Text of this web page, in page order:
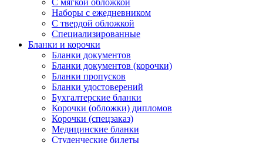
С мягкой обложкой
Наборы с ежедневником
С твердой обложкой
Специализированные
Бланки и корочки
Бланки документов
Бланки документов (корочки)
Бланки пропусков
Бланки удостоверений
Бухгалтерские бланки
Корочки (обложки) дипломов
Корочки (спецзаказ)
Медицинские бланки
Студенческие билеты